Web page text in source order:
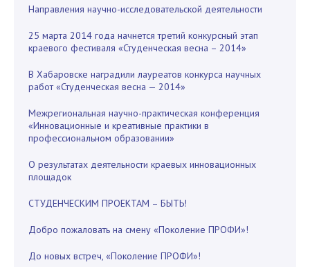
Направления научно-исследовательской деятельности
25 марта 2014 года начнется третий конкурсный этап
краевого фестиваля «Студенческая весна – 2014»
В Хабаровске наградили лауреатов конкурса научных
работ «Студенческая весна — 2014»
Межрегиональная научно-практическая конференция
«Инновационные и креативные практики в
профессиональном образовании»
О результатах деятельности краевых инновационных
площадок
СТУДЕНЧЕСКИМ ПРОЕКТАМ – БЫТЬ!
Добро пожаловать на смену «Поколение ПРОФИ»!
До новых встреч, «Поколение ПРОФИ»!